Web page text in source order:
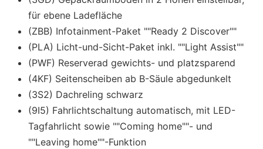
für ebene Ladefläche
(ZBB) Infotainment-Paket ""Ready 2 Discover""
(PLA) Licht-und-Sicht-Paket inkl. ""Light Assist""
(PWF) Reserverad gewichts- und platzsparend
(4KF) Seitenscheiben ab B-Säule abgedunkelt
(3S2) Dachreling schwarz
(9I5) Fahrlichtschaltung automatisch, mit LED-
Tagfahrlicht sowie ""Coming home""- und
""Leaving home""-Funktion